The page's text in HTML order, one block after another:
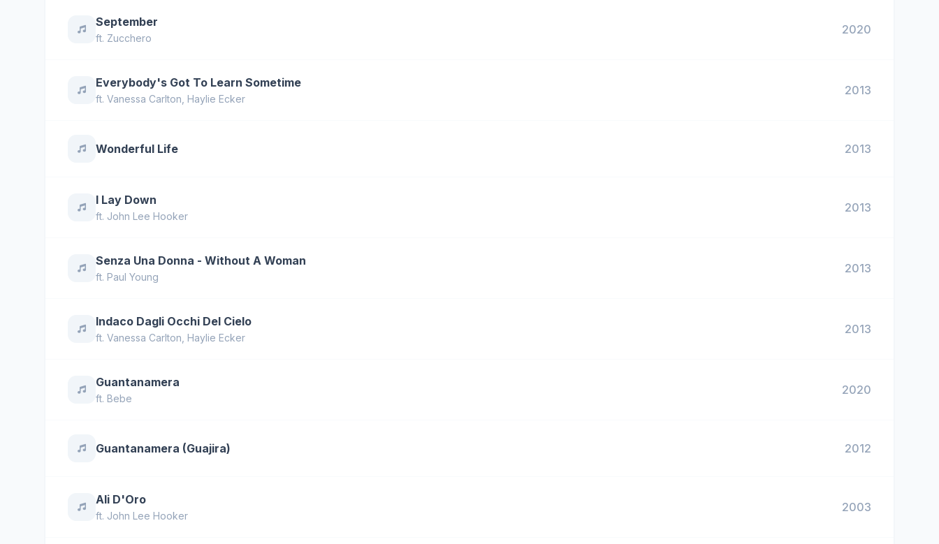
September
ft. Zucchero
2020
Everybody's Got To Learn Sometime
ft. Vanessa Carlton Haylie Ecker
2013
Wonderful Life 2013
I Lay Down
ft. John Lee Hooker
2013
Senza Una Donna - Without A Woman
ft. Paul Young
2013
Indaco Dagli Occhi Del Cielo
ft. Vanessa Carlton Haylie Ecker
2013
Guantanamera
ft. Bebe
2020
Guantanamera (Guajira) 2012
Ali D'Oro
ft. John Lee Hooker
2003